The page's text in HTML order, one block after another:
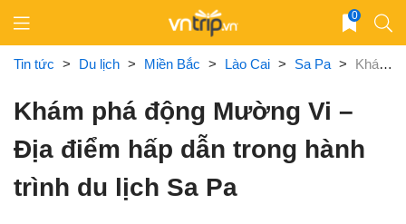
content
0
Tin tức > Du lịch > Miền Bắc > Lào Cai > Sa Pa > Khám phá động Mường Vi – Địa điểm hấp dẫn trong hành trình du lịch Sa Pa
Khám phá động Mường Vi –
Địa điểm hấp dẫn trong hành
trình du lịch Sa Pa